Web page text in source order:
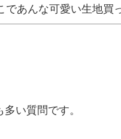
であんな可愛い生地買
い質問です。